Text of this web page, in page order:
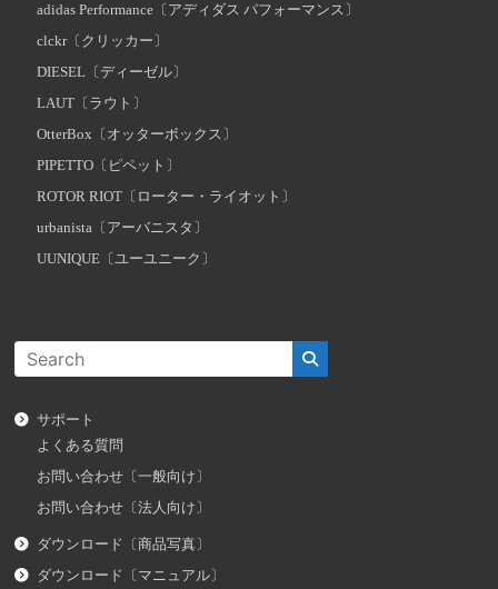
adidas Performance〔アディダス パフォーマンス〕
clckr〔クリッカー〕
DIESEL〔ディーゼル〕
LAUT〔ラウト〕
OtterBox〔オッターボックス〕
PIPETTO〔ピペット〕
ROTOR RIOT〔ローター・ライオット〕
urbanista〔アーバニスタ〕
UUNIQUE〔ユーユニーク〕
サポート
よくある質問
お問い合わせ〔一般向け〕
お問い合わせ〔法人向け〕
ダウンロード〔商品写真〕
ダウンロード〔マニュアル〕